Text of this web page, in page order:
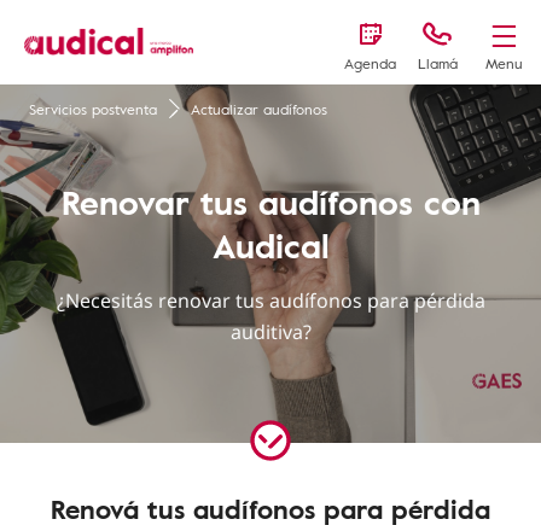
Agenda Llamá Menu
Servicios postventa Actualizar audífonos
Renovar tus audífonos con
Audical
¿Necesitás renovar tus audífonos para pérdida
auditiva?
Renová tus audífonos para pérdida